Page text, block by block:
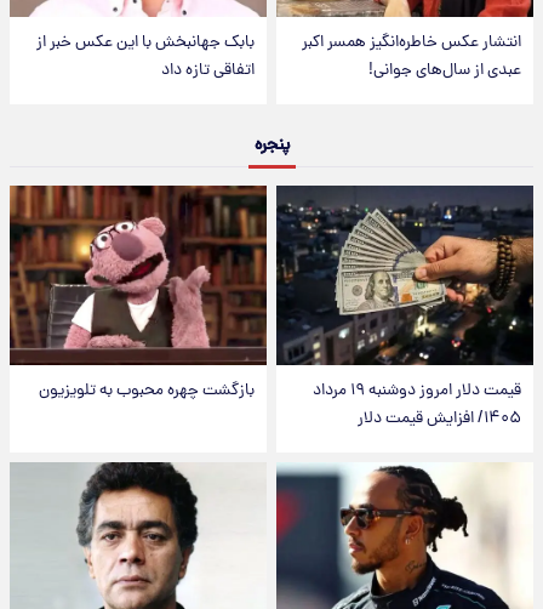
انتشار عکس خاطره‌انگیز همسر اکبر
عبدی از سال‌های جوانی!
بابک جهانبخش با این عکس خبر از
اتفاقی تازه داد
پنجره
قیمت دلار امروز دوشنبه ۱۹ مرداد
۱۴۰۵/ افزایش قیمت دلار
بازگشت چهره محبوب به تلویزیون